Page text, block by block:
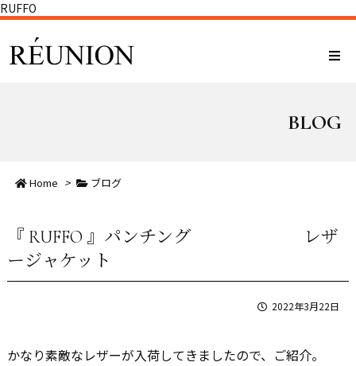
RUFFO
BLOG
Home > ブログ
『 RUFFO 』パンチング レザ
ージャケット
2022年3月22日
かなり素敵なレザーが入荷してきましたので、ご紹介。